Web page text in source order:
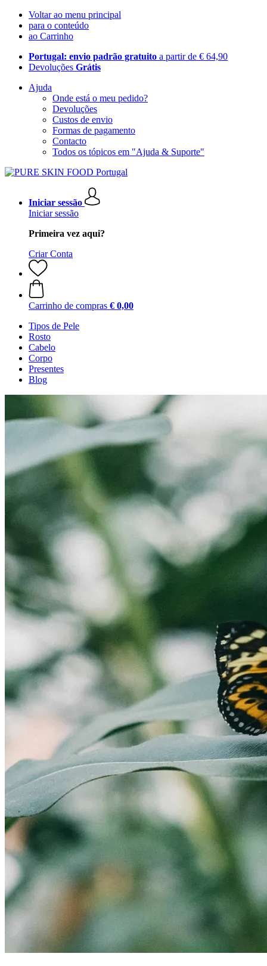
Voltar ao menu principal
para o conteúdo
ao Carrinho
Portugal: envio padrão gratuito a partir de € 64,90
Devoluções Grátis
Ajuda
Onde está o meu pedido?
Devoluções
Custos de envio
Formas de pagamento
Contacto
Todos os tópicos em "Ajuda & Suporte"
Iniciar sessão
Iniciar sessão
Primeira vez aqui?
Criar Conta
Carrinho de compras € 0,00
Tipos de Pele
Rosto
Cabelo
Corpo
Presentes
Blog